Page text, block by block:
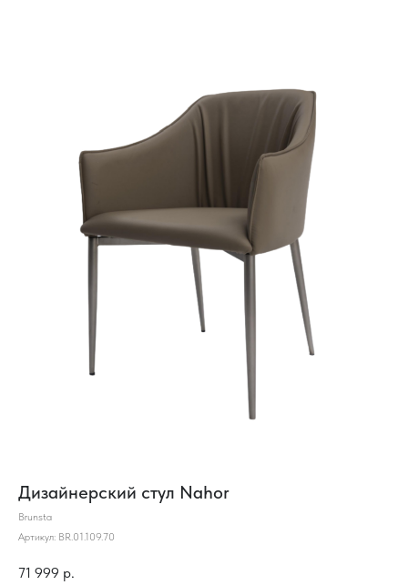
Дизайнерский стул Nahor
Brunsta
Артикул: BR.01.109.70
71 999 р.